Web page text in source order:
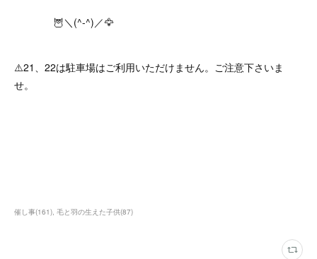
⁡ 🦉＼(^-^)／🦅
⚠️21、22は駐車場はご利用いただけません。ご注意下さいま
せ。
催し事(161) 毛と羽の生えた子供(87)